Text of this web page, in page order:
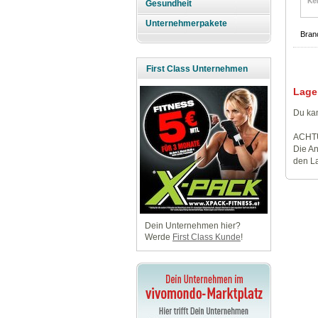
Gesundheit
Unternehmerpakete
First Class Unternehmen
Dein Unternehmen hier?
Werde First Class Kunde!
Du
Die
den